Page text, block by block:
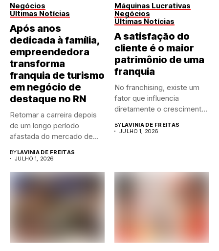
Negócios
Últimas Notícias
Após anos
dedicada à família,
empreendedora
transforma
franquia de turismo
em negócio de
destaque no RN
Retomar a carreira depois
de um longo período
afastada do mercado de...
BYLAVINIA DE FREITAS
JULHO 1, 2026
Máquinas Lucrativas
Negócios
Últimas Notícias
A satisfação do
cliente é o maior
patrimônio de uma
franquia
No franchising, existe um
fator que influencia
diretamente o crescimento
BYLAVINIA DE FREITAS
JULHO 1, 2026